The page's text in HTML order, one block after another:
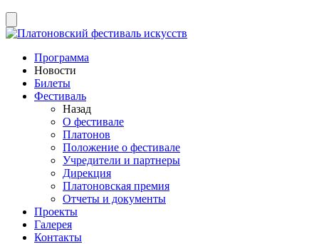
Программа
Новости
Билеты
Фестиваль
Назад
О фестивале
Платонов
Положение о фестивале
Учредители и партнеры
Дирекция
Платоновская премия
Отчеты и документы
Проекты
Галерея
Контакты